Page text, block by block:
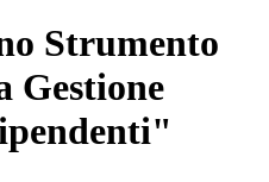
Strumento
Gestione